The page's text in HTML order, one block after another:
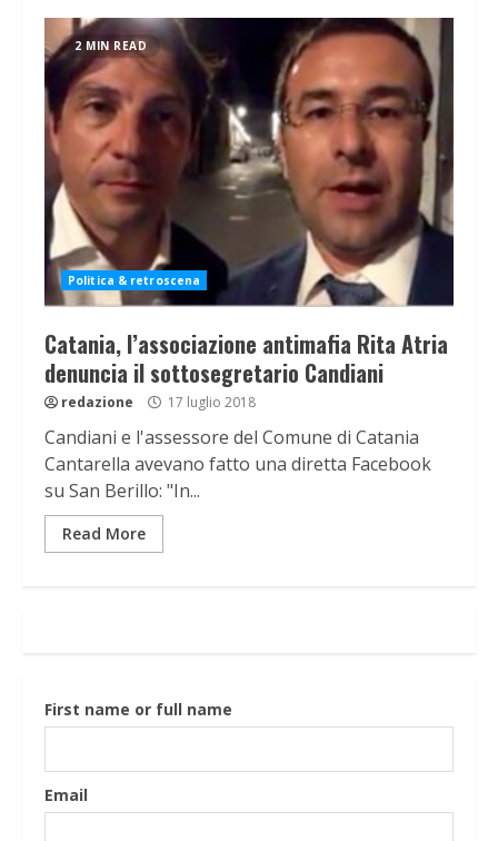
2 MIN READ
Politica & retroscena
Catania, l’associazione antimafia Rita Atria
denuncia il sottosegretario Candiani
redazione 17 luglio 2018
Candiani e l'assessore del Comune di Catania
Cantarella avevano fatto una diretta Facebook
su San Berillo: "In...
Read More
First name or full name
Email